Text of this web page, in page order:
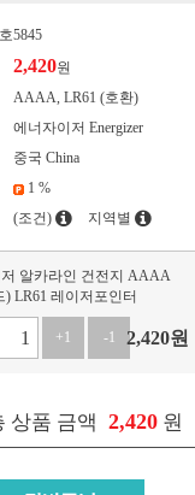
5845
2,420원
AAAA, LR61 (호환)
에너자이저 Energizer
중국 China
1 %
(조건) 지역별
알카라인 건전지 AAAA
) LR61 레이저포인터
+1 -1 2,420원
상품 금액 2,420 원